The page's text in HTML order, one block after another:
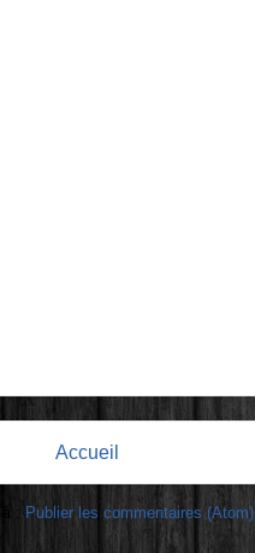
Accueil
: Publier les commentaires (Atom)